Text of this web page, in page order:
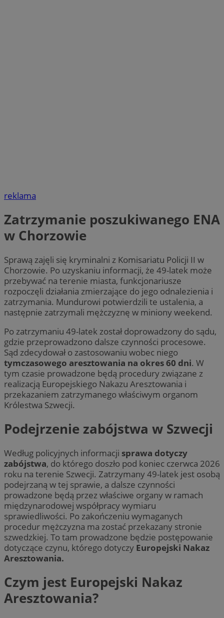
reklama
Zatrzymanie poszukiwanego ENA
w Chorzowie
Sprawą zajęli się kryminalni z Komisariatu Policji II w
Chorzowie. Po uzyskaniu informacji, że 49-latek może
przebywać na terenie miasta, funkcjonariusze
rozpoczęli działania zmierzające do jego odnalezienia i
zatrzymania. Mundurowi potwierdzili te ustalenia, a
następnie zatrzymali mężczyznę w miniony weekend.
Po zatrzymaniu 49-latek został doprowadzony do sądu,
gdzie przeprowadzono dalsze czynności procesowe.
Sąd zdecydował o zastosowaniu wobec niego
tymczasowego aresztowania na okres 60 dni. W
tym czasie prowadzone będą procedury związane z
realizacją Europejskiego Nakazu Aresztowania i
przekazaniem zatrzymanego właściwym organom
Królestwa Szwecji.
Podejrzenie zabójstwa w Szwecji
Według policyjnych informacji sprawa dotyczy
zabójstwa, do którego doszło pod koniec czerwca 2026
roku na terenie Szwecji. Zatrzymany 49-latek jest osobą
podejrzaną w tej sprawie, a dalsze czynności
prowadzone będą przez właściwe organy w ramach
międzynarodowej współpracy wymiaru
sprawiedliwości. Po zakończeniu wymaganych
procedur mężczyzna ma zostać przekazany stronie
szwedzkiej. To tam prowadzone będzie postępowanie
dotyczące czynu, którego dotyczy Europejski Nakaz
Aresztowania.
Czym jest Europejski Nakaz
Aresztowania?